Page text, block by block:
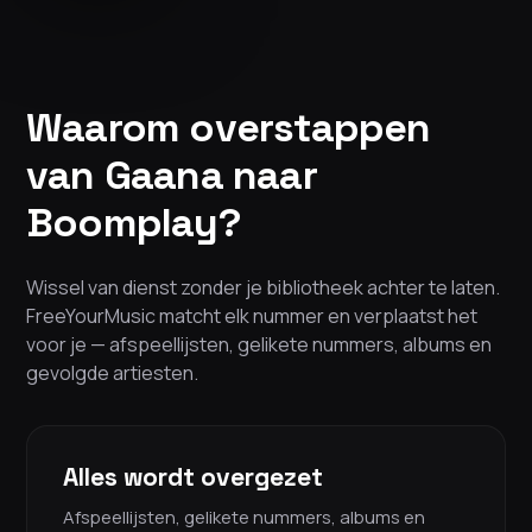
Waarom overstappen
van Gaana naar
Boomplay?
Wissel van dienst zonder je bibliotheek achter te laten.
FreeYourMusic matcht elk nummer en verplaatst het
voor je — afspeellijsten, gelikete nummers, albums en
gevolgde artiesten.
Alles wordt overgezet
Afspeellijsten, gelikete nummers, albums en